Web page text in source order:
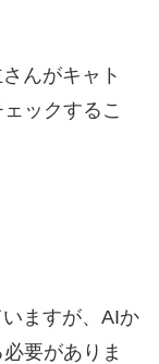
んがキャト
ックするこ
ますが、 AIか
要がありま